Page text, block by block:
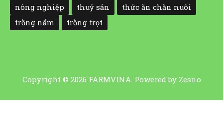
nông nghiệp
thuỷ sản
thức ăn chăn nuôi
trồng nấm
trồng trọt
Copyright © 2026 FARMVINA. Powered by Zesno